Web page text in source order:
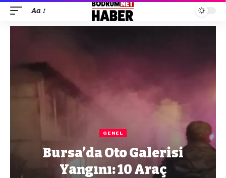
Aa
GENEL
Bursa’da Oto Galerisi
Yangını: 10 Araç